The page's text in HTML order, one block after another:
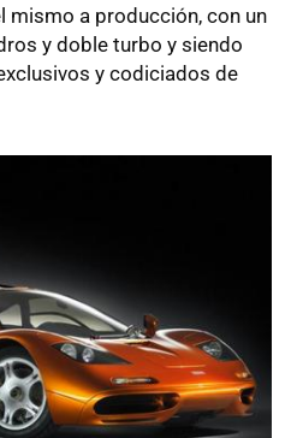
mismo a producción, con un
y doble turbo y siendo
y codiciados de